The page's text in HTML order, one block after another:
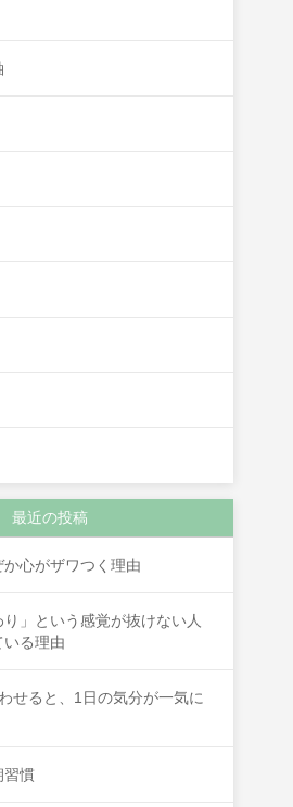
最近の投稿
心がザワつく理由
り」という感覚が抜けない人
いる理由
せると、1日の気分が一気に
習慣